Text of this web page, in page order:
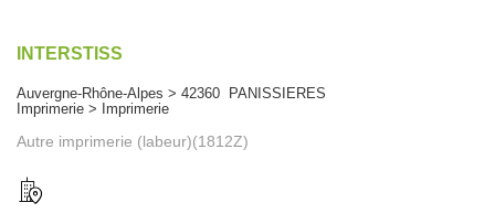
INTERSTISS
Auvergne-Rhône-Alpes > 42360 PANISSIERES
Imprimerie > Imprimerie
Autre imprimerie (labeur)(1812Z)